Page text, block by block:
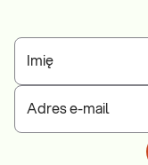
Imię
Adres e-mail